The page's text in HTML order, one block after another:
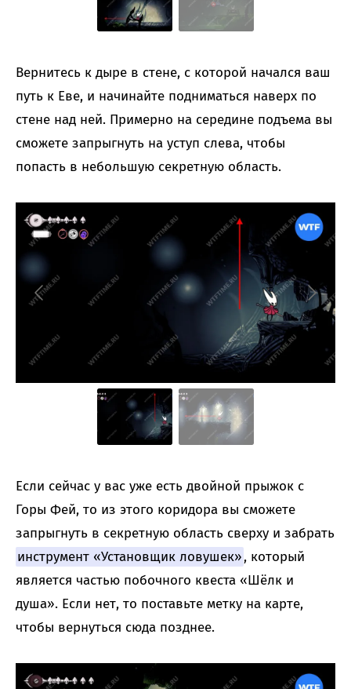
Вернитесь к дыре в стене, с которой начался ваш
путь к Еве, и начинайте подниматься наверх по
стене над ней. Примерно на середине подъема вы
сможете запрыгнуть на уступ слева, чтобы
попасть в небольшую секретную область.
Если сейчас у вас уже есть двойной прыжок с
Горы Фей, то из этого коридора вы сможете
запрыгнуть в секретную область сверху и забрать
инструмент «Установщик ловушек», который
является частью побочного квеста «Шёлк и
душа». Если нет, то поставьте метку на карте,
чтобы вернуться сюда позднее.